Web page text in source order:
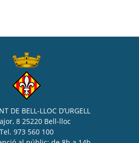
DE BELL-LLOC D’URGELL
8 25220 Bell-lloc
Tel. 973 560 100